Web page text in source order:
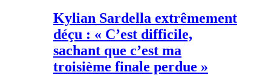
Kylian Sardella extrêmement
déçu : « C’est difficile,
sachant que c’est ma
troisième finale perdue »